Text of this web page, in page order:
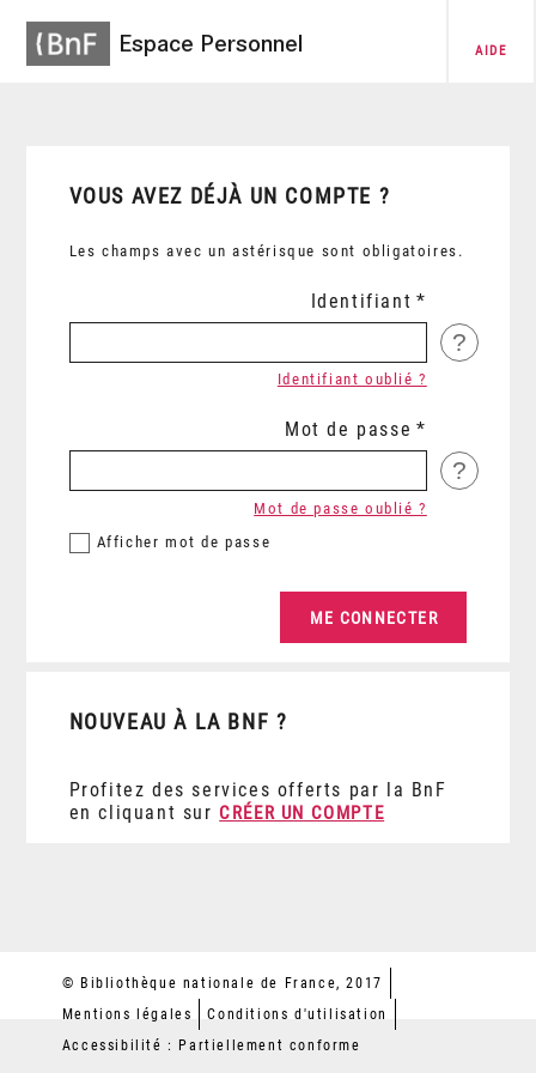
Espace Personnel AIDE
VOUS AVEZ DÉJÀ UN COMPTE ?
Les champs avec un astérisque sont obligatoires.
Identifiant
?
Identifiant oublié ?
Mot de passe
?
Afficher mot de passe
Mot de passe oublié ?
NOUVEAU À LA BNF ?
Profitez des services offerts par la BnF
en cliquant sur CRÉER UN COMPTE
© Bibliothèque nationale de France, 2017
Mentions légales
Conditions d'utilisation
Accessibilité : Partiellement conforme